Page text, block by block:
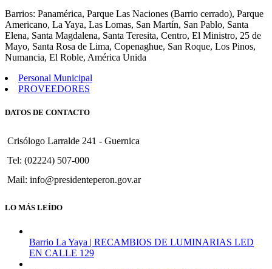
»Reconocimiento
al
Personal
Municipal
que
a
que
de
Barrios: Panamérica, Parque Las Naciones (Barrio cerrado), Parque
Americano, La Yaya, Las Lomas, San Martín, San Pablo, Santa
Elena, Santa Magdalena, Santa Teresita, Centro, El Ministro, 25 de
Mayo, Santa Rosa de Lima, Copenaghue, San Roque, Los Pinos,
Numancia, El Roble, América Unida
Personal Municipal
PROVEEDORES
DATOS DE CONTACTO
Crisólogo Larralde 241 - Guernica
Tel: (02224) 507-000
Mail: info@presidenteperon.gov.ar
LO MÁS LEÍDO
Barrio La Yaya | RECAMBIOS DE LUMINARIAS LED
EN CALLE 129